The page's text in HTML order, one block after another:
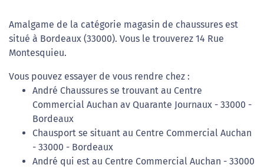
Amalgame de la catégorie magasin de chaussures est
situé à Bordeaux (33000). Vous le trouverez 14 Rue
Montesquieu.
Vous pouvez essayer de vous rendre chez :
André Chaussures se trouvant au Centre
Commercial Auchan av Quarante Journaux - 33000 -
Bordeaux
Chausport se situant au Centre Commercial Auchan
- 33000 - Bordeaux
André qui est au Centre Commercial Auchan - 33000